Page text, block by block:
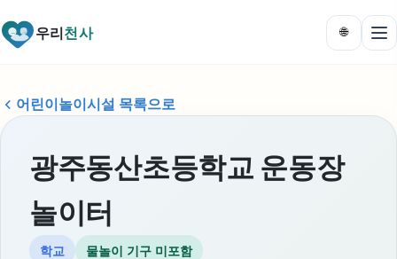
우리천사 🌐
어린이놀이시설 목록으로
광주동산초등학교 운동장
놀이터
학교 물놀이 기구 미포함